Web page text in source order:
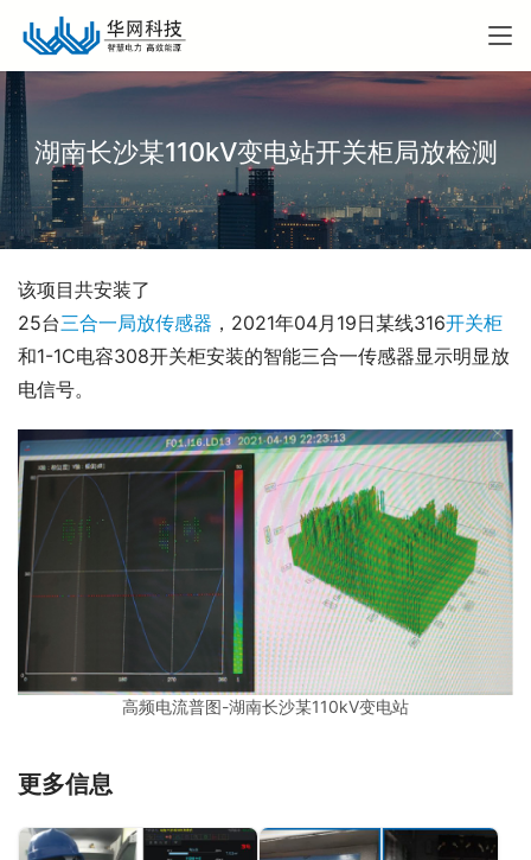
湖南长沙某110kV变电站开关柜局放检测
该项目共安装了
25台三合一局放传感器 ，2021年04月19日某线316开关柜
和1-1C电容308开关柜安装的智能三合一传感器显示明显放
电信号。
高频电流普图-湖南长沙某110kV变电站
更多信息